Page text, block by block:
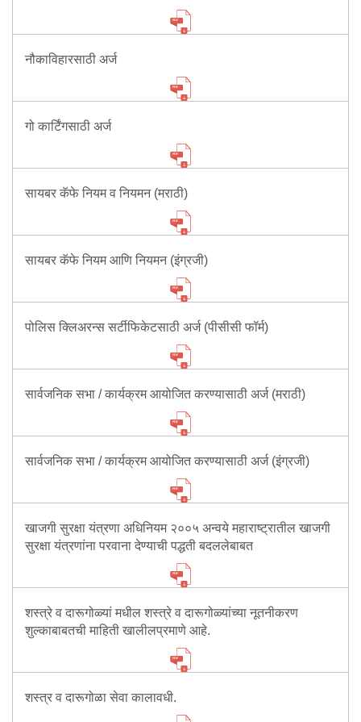
Contact Us
Police Station Incharge
Divisional ACP′s
Senior Police Officers
Emergency Contacts
Feedback
नौकाविहारसाठी अर्ज
गो कार्टिंगसाठी अर्ज
सायबर कॅफे नियम व नियमन (मराठी)
सायबर कॅफे नियम आणि नियमन (इंग्रजी)
पोलिस क्लिअरन्स सर्टीफिकेटसाठी अर्ज (पीसीसी फॉर्म)
सार्वजनिक सभा / कार्यक्रम आयोजित करण्यासाठी अर्ज (मराठी)
सार्वजनिक सभा / कार्यक्रम आयोजित करण्यासाठी अर्ज (इंग्रजी)
खाजगी सुरक्षा यंत्रणा अधिनियम २००५ अन्वये महाराष्ट्रातील खाजगी
सुरक्षा यंत्रणांना परवाना देण्याची पद्धती बदललेबाबत
शस्त्रे व दारूगोळ्यां मधील शस्त्रे व दारूगोळ्यांच्या नूतनीकरण
शुल्काबाबतची माहिती खालीलप्रमाणे आहे.
शस्त्र व दारूगोळा सेवा कालावधी.